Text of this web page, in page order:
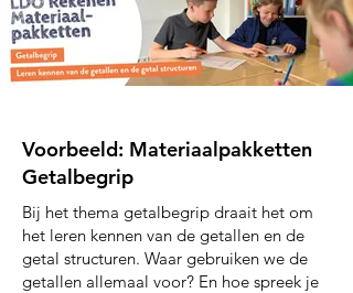
Voorbeeld: Materiaalpakketten
Getalbegrip
Bij het thema getalbegrip draait het om
het leren kennen van de getallen en de
getal structuren. Waar gebruiken we de
getallen allemaal voor? En hoe spreek je